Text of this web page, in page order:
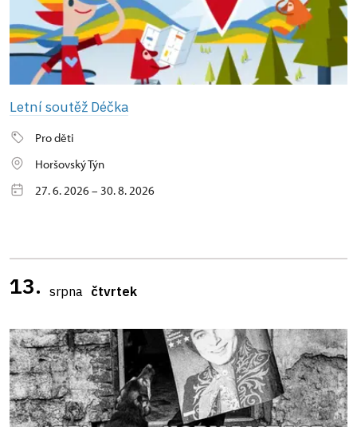
Letní soutěž Déčka
Pro děti
Horšovský Týn
27. 6. 2026 – 30. 8. 2026
13. srpna čtvrtek